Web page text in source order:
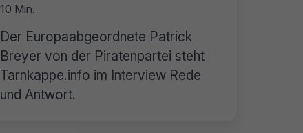
10 Min.
Der Europaabgeordnete Patrick
Breyer von der Piratenpartei steht
Tarnkappe.info im Interview Rede
und Antwort.